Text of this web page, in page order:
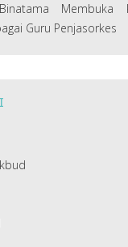
Membuka
Guru Penjasorkes